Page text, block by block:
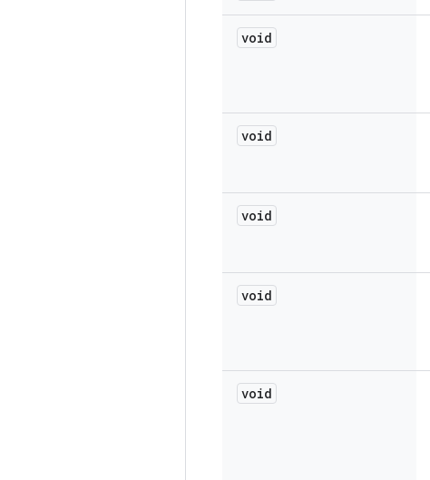
void
void
void
void
void